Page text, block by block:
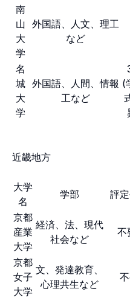
南
山
大
学
外国語、人文、理工
など
名
城
大
学
外国語、人間、情報
工など
(
近畿地方
大学
名
学部 評
京都
産業
大学
経済、法、現代
社会など
不
京都
女子
大学
文、発達教育、
心理共生など